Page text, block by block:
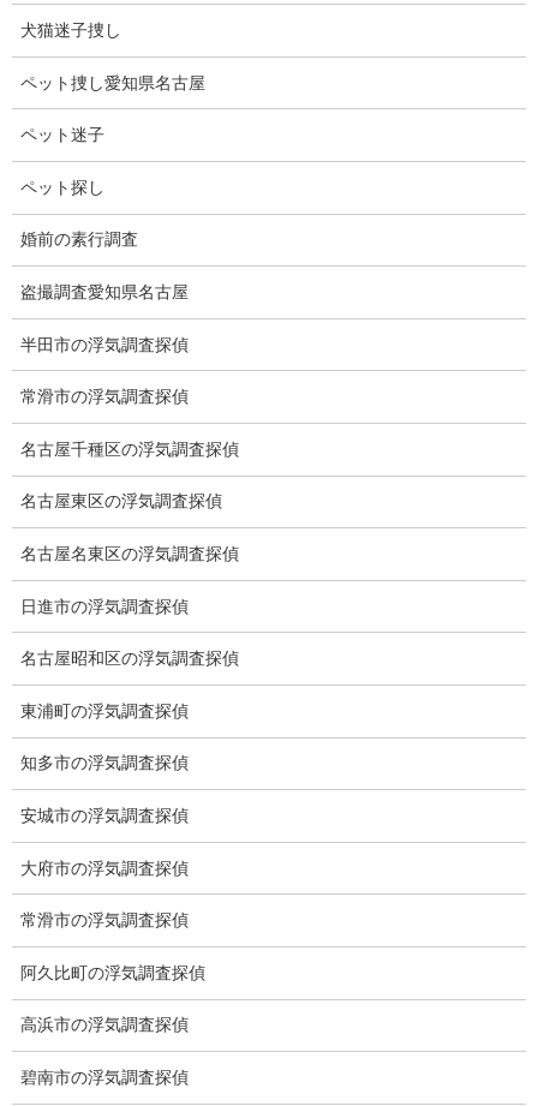
鶴舞駅～徒歩約750メートル
千種駅～徒歩約1100メート
代表者
※調査経験豊富な専門の相談
無料相談受付時間 10:00～17:00
メール 24時間受付
届 出（現在）
届 出（初回）
関連会社
資本金
代表プロフィール
出 身：愛知県
好 物：珈琲
資 格：個人情報保護士認定証 損害保険鑑定人登録証 宅地
建物取引士証 その他
犬猫迷子捜し
ペット捜し愛知県名古屋
ペット迷子
ペット探し
婚前の素行調査
盗撮調査愛知県名古屋
半田市の浮気調査探偵
常滑市の浮気調査探偵
名古屋千種区の浮気調査探偵
名古屋東区の浮気調査探偵
名古屋名東区の浮気調査探偵
日進市の浮気調査探偵
名古屋昭和区の浮気調査探偵
東浦町の浮気調査探偵
知多市の浮気調査探偵
安城市の浮気調査探偵
大府市の浮気調査探偵
常滑市の浮気調査探偵
阿久比町の浮気調査探偵
高浜市の浮気調査探偵
碧南市の浮気調査探偵